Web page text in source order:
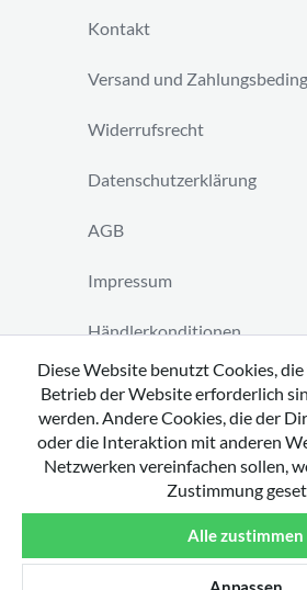
Kontakt
Versand und
Widerrufsrecht
Datenschutzerklärung
AGB
Impressum
Händlerkonditionen
Vertrag widerrufen
Diese Website benutzt Cookies,
Betrieb der Website erforderlich
werden. Andere Cookies, die der
oder die Interaktion mit anderen
Netzwerken vereinfachen sollen,
Zustimmung